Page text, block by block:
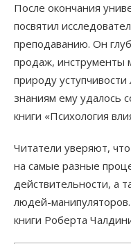
После окончания
посвятил
преподаванию. Он
продаж, инструменты
природу
знаниям ему удалось
книги «Психология
Читатели уверяют,
на самые разные
действительности, а
людей-
книги Роберта